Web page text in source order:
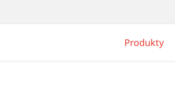
Produkty